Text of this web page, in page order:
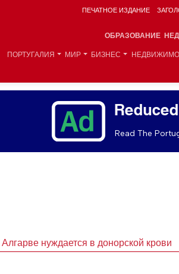
ПЕЧАТНОЕ ИЗДАНИЕ
ОБРАЗОВАНИЕ
ПОРТУГАЛИЯ МИР БИЗНЕС
Read The
Алгарве нуждается в донорской крови